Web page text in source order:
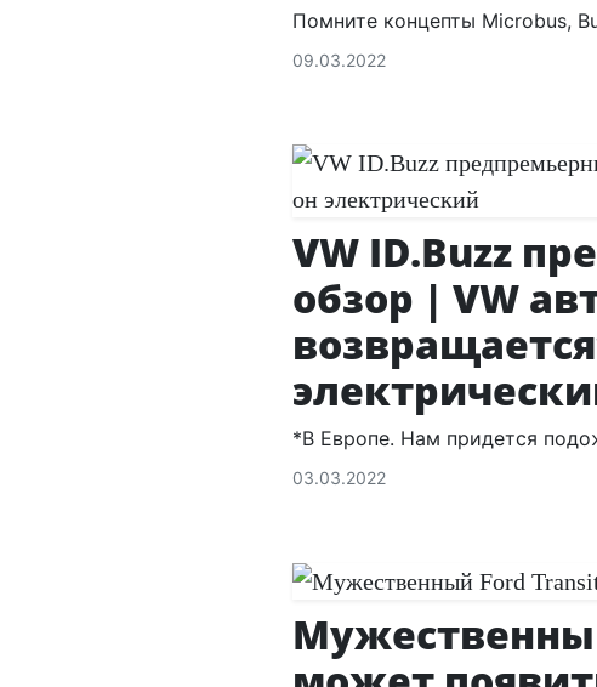
Помните концепты Microbus,
09.03.2022
VW ID.Buzz
обзор | VW
*В Европе. Нам придется
03.03.2022